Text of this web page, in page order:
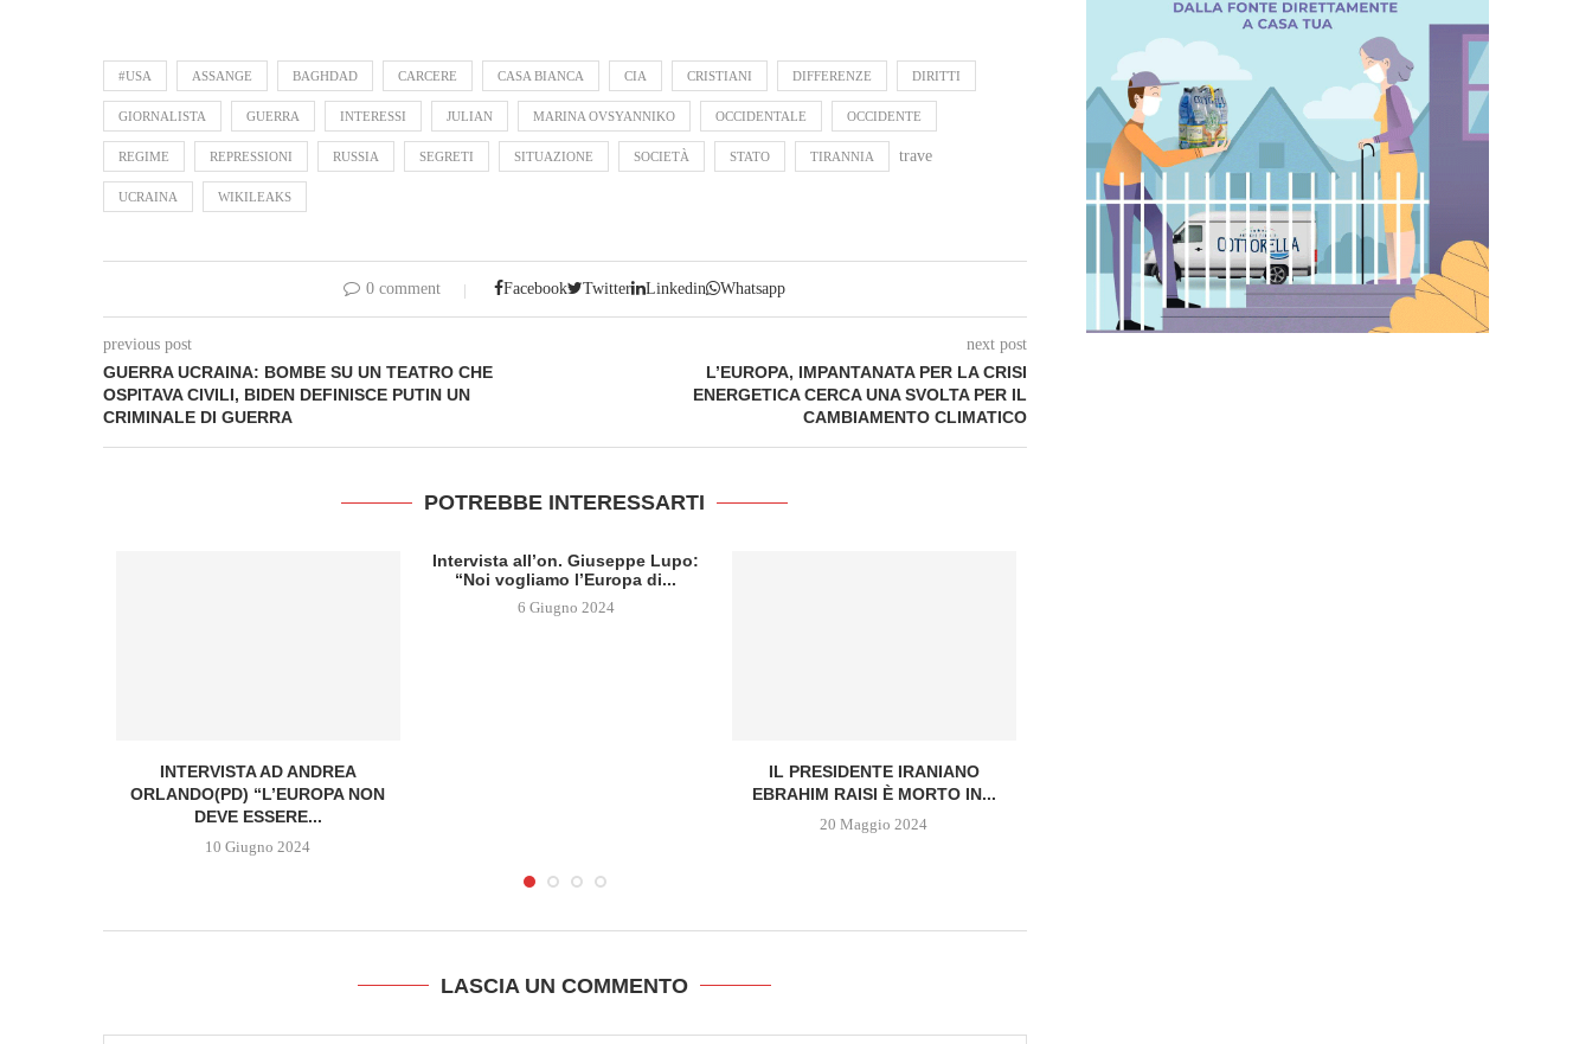
#USA ASSANGE BAGHDAD CARCERE CASA BIANCA CIA CRISTIANI DIFFERENZE DIRITTI
GIORNALISTA GUERRA INTERESSI JULIAN MARINA OVSYANNIKO OCCIDENTALE OCCIDENTE
REGIME REPRESSIONI RUSSIA SEGRETI SITUAZIONE SOCIETÀ STATO TIRANNIA trave
UCRAINA WIKILEAKS
0 comment Facebook Twitter Linkedin Whatsapp
previous post
GUERRA UCRAINA: BOMBE SU UN TEATRO CHE
OSPITAVA CIVILI, BIDEN DEFINISCE PUTIN UN
CRIMINALE DI GUERRA
next post
L’EUROPA, IMPANTANATA PER LA CRISI
ENERGETICA CERCA UNA SVOLTA PER IL
CAMBIAMENTO CLIMATICO
POTREBBE INTERESSARTI
INTERVISTA AD ANDREA
ORLANDO(PD) “L’EUROPA NON
DEVE ESSERE...
10 Giugno 2024
Intervista all’on. Giuseppe Lupo:
“Noi vogliamo l’Europa di...
6 Giugno 2024
IL PRESIDENTE IRANIANO
EBRAHIM RAISI È MORTO IN...
20 Maggio 2024
LASCIA UN COMMENTO